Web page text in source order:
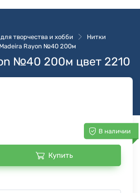
творчества и хобби
Нитки
Madeira Rayon №40 200м
№40 200м цвет 2210
В наличии
Купить